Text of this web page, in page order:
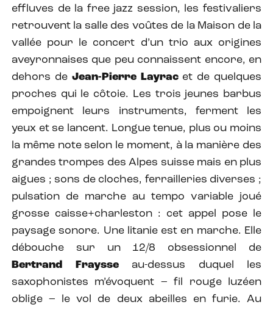
effluves de la free jazz session, les festivaliers
retrouvent la salle des voûtes de la Maison de la
vallée pour le concert d’un trio aux origines
aveyronnaises que peu connaissent encore, en
dehors de Jean-Pierre Layracet de quelques
proches qui le côtoie. Les trois jeunes barbus
empoignent leurs instruments, ferment les
yeux et se lancent. Longue tenue, plus ou moins
la même note selon le moment, à la manière des
grandes trompes des Alpes suisse mais en plus
aigues ; sons de cloches, ferrailleries diverses ;
pulsation de marche au tempo variable joué
grosse caisse+charleston : cet appel pose le
paysage sonore. Une litanie est en marche. Elle
débouche sur un 12/8 obsessionnel de
Bertrand Fraysseau-dessus duquel les
saxophonistes m’évoquent – fil rouge luzéen
oblige – le vol de deux abeilles en furie. Au